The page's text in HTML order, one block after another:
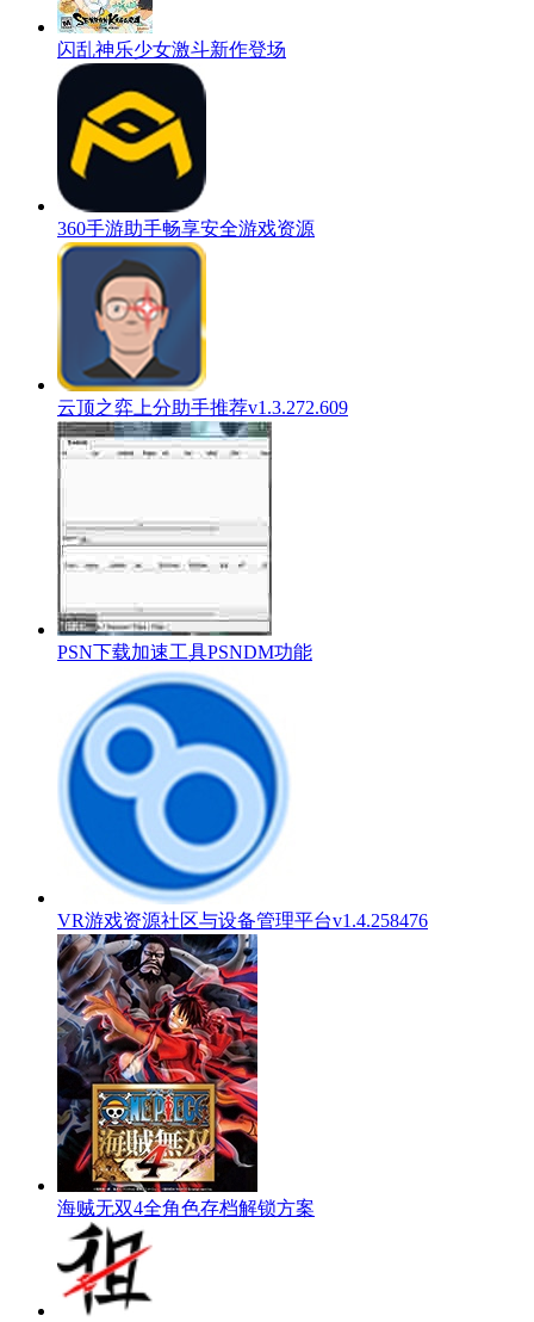
闪乱神乐少女激斗新作登场
360手游助手畅享安全游戏资源
云顶之弈上分助手推荐v1.3.272.609
PSN下载加速工具PSNDM功能
VR游戏资源社区与设备管理平台v1.4.258476
海贼无双4全角色存档解锁方案